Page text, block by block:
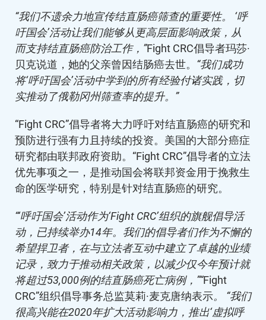
“我们不遗余力地宣传结直肠癌筛查的重要性。 ‘呼
吁国会’活动让我们能够从更高层面影响政策，从
而支持结直肠癌防治工作，”Fight CRC倡导者玛莎·
贝克说道，她的父亲曾因结肠癌去世。 “我们成功
将‘呼吁国会’活动中学到的所有经验付诸实践，切
实推动了俄勒冈州筛查率的提升。”
“Fight CRC”倡导者将大力呼吁对结直肠癌的研究和
预防进行强有力且持续的投资。美国的大部分癌症
研究都由联邦政府资助。“Fight CRC”倡导者的立法
优先事项之一，是推动国会将联邦资金用于挽救生
命的医学研究，特别是针对结直肠癌的研究。
“‘呼吁国会’活动作为‘Fight CRC’组织的旗舰倡导活
动，已持续举办14年。我们的倡导者们作为不懈的
希望捍卫者，在与立法者互动中建立了卓越的业绩
记录，致力于推动相关政策，以减少仅今年预计就
将超过53,000例的结直肠癌死亡病例，”“Fight
CRC”组织倡导事务总监莫莉·麦克唐纳表示。
“我们
很高兴能在2020年扩大活动影响力，推出‘虚拟呼